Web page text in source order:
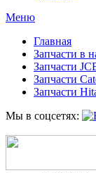
Меню
Главная
Запчасти в
Запчасти
Запчасти
Запчасти
Мы в соцсетях: